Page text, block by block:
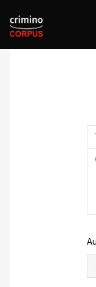
Panneau de gestion